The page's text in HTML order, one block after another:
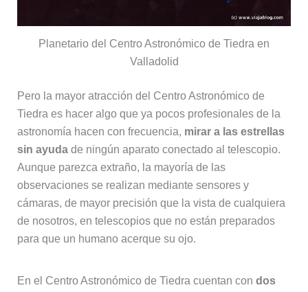
Planetario del Centro Astronómico de Tiedra en
Valladolid
Pero la mayor atracción del Centro Astronómico de
Tiedra es hacer algo que ya pocos profesionales de la
astronomía hacen con frecuencia, mirar a las estrellas
sin ayudade ningún aparato conectado al telescopio.
Aunque parezca extraño, la mayoría de las
observaciones se realizan mediante sensores y
cámaras, de mayor precisión que la vista de cualquiera
de nosotros, en telescopios que no están preparados
para que un humano acerque su ojo.
En el Centro Astronómico de Tiedra cuentan con dos